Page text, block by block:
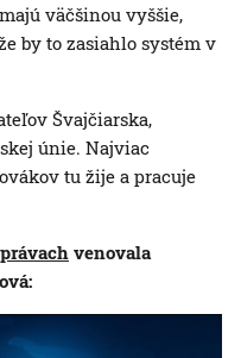
väčšinou vyššie,
by to zasiahlo systém v
Švajčiarska,
únie. Najviac
tu žije a pracuje
venovala